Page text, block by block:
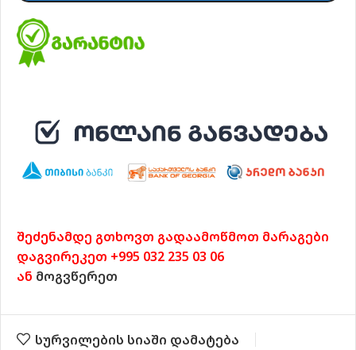
შეძენამდე გთხოვთ გადაამოწმოთ მარაგები
დაგვირეკეთ +995 032 235 03 06
ან მოგვწერეთ
სურვილების სიაში დამატება